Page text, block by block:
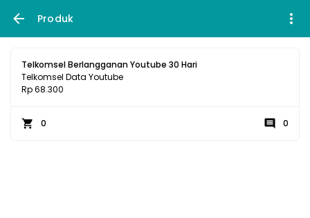
Produk
Telkomsel Berlangganan Youtube 30 Hari
Telkomsel Data Youtube
Rp 68.300
0 0